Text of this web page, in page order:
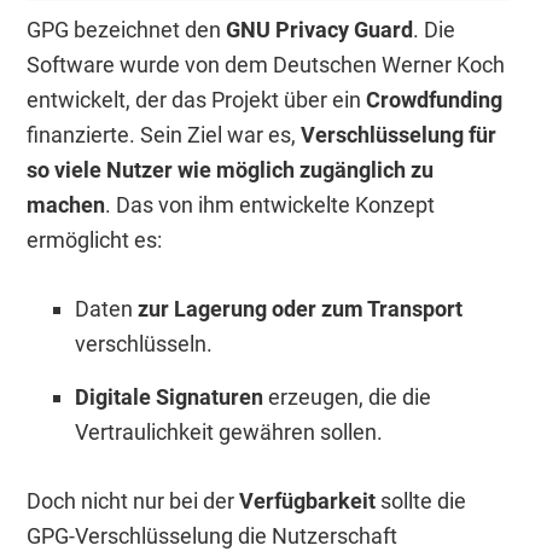
GPG bezeichnet denGNU Privacy Guard. Die
Software wurde von dem Deutschen Werner Koch
entwickelt, der das Projekt über einCrowdfunding
finanzierte. Sein Ziel war es,Verschlüsselung für
so viele Nutzer wie möglich zugänglich zu
machen. Das von ihm entwickelte Konzept
ermöglicht es:
Datenzur Lagerung oder zum Transport
verschlüsseln.
Digitale Signaturenerzeugen, die die
Vertraulichkeit gewähren sollen.
Doch nicht nur bei derVerfügbarkeit sollte die
GPG-Verschlüsselung die Nutzerschaft